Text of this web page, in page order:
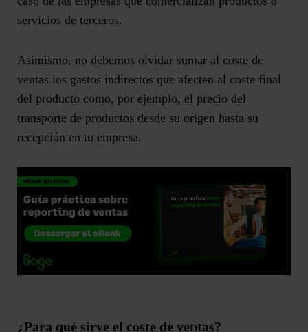
servicios de terceros.
Asimismo, no debemos olvidar sumar al coste de
ventas los gastos indirectos que afecten al coste final
del producto como, por ejemplo, el precio del
transporte de productos desde su origen hasta su
recepción en tu empresa.
¿Para qué sirve el coste de ventas?